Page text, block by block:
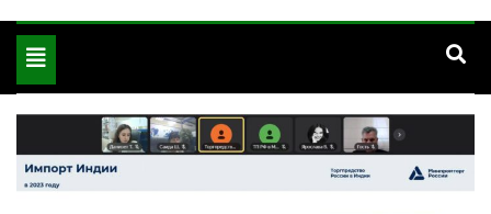
"Дружба" — газета
района РА
Красногвардейского района Республики Адыгея
Toggle
navigation